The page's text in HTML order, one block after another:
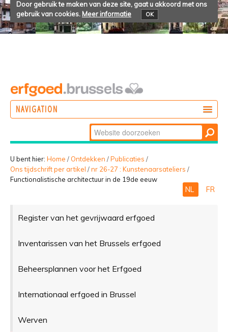
Door gebruik te maken van deze site, gaat u akkoord met ons
gebruik van cookies. Meer informatie OK
NAVIGATION
BELEVEN
Zoek
Geavanceerd
zoeken...
U bent hier: Home / Ontdekken /Publicaties /
Ons tijdschrift per artikel /nr 26-27 : Kunstenaarsateliers /
Functionalistische architectuur in de 19de eeuw
NL FR
Register van het gevrijwaard erfgoed
Inventarissen van het Brussels erfgoed
Beheersplannen voor het Erfgoed
Internationaal erfgoed in Brussel
Werven